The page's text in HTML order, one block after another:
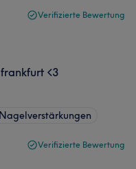
Verifizierte Bewertung
<3
Verifizierte Bewertung